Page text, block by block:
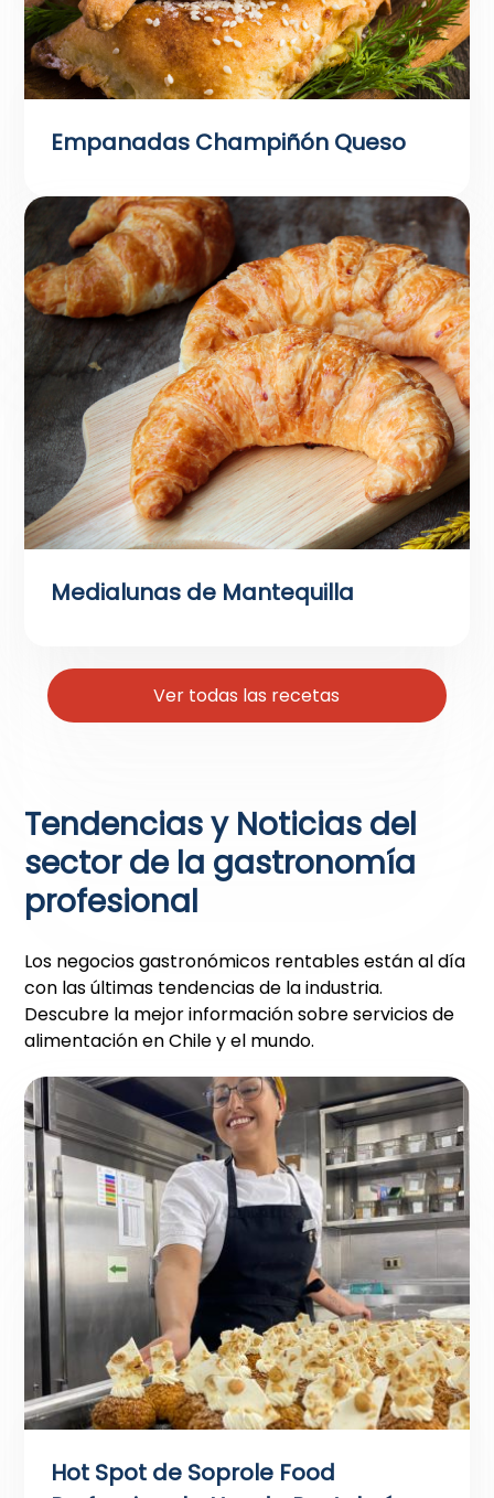
Empanadas Champiñón Queso
Medialunas de Mantequilla
Ver todas las recetas
Tendencias y Noticias del
sector de la gastronomía
profesional
Los negocios gastronómicos rentables están al día
con las últimas tendencias de la industria.
Descubre la mejor información sobre servicios de
alimentación en Chile y el mundo.
Hot Spot de Soprole Food